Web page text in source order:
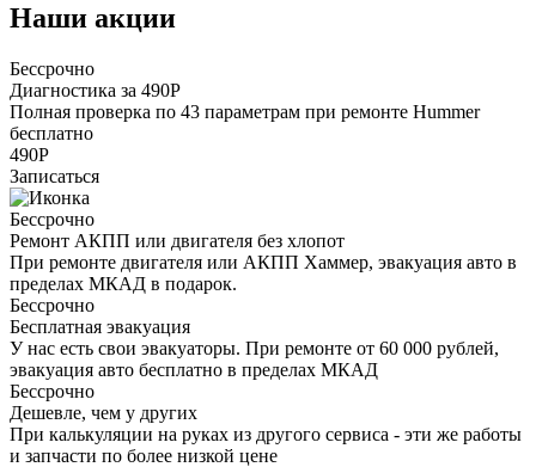
Наши акции
Бессрочно
Диагностика за 490Р
Полная проверка по 43 параметрам при ремонте Hummer
бесплатно
490Р
Записаться
Бессрочно
Ремонт АКПП или двигателя без хлопот
При ремонте двигателя или АКПП Хаммер, эвакуация авто в
пределах МКАД в подарок.
Бессрочно
Бесплатная эвакуация
У нас есть свои эвакуаторы. При ремонте от 60 000 рублей,
эвакуация авто бесплатно в пределах МКАД
Бессрочно
Дешевле, чем у других
При калькуляции на руках из другого сервиса - эти же работы
и запчасти по более низкой цене